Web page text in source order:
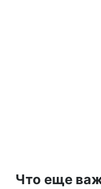
Что еще